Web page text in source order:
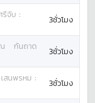
รีจับ :
3ชั่วโมง
กันถาด
3ชั่วโมง
เสนพรหม :
3ชั่วโมง